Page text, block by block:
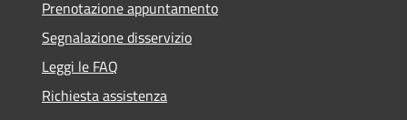
Prenotazione appuntamento
Segnalazione disservizio
Leggi le FAQ
Richiesta assistenza